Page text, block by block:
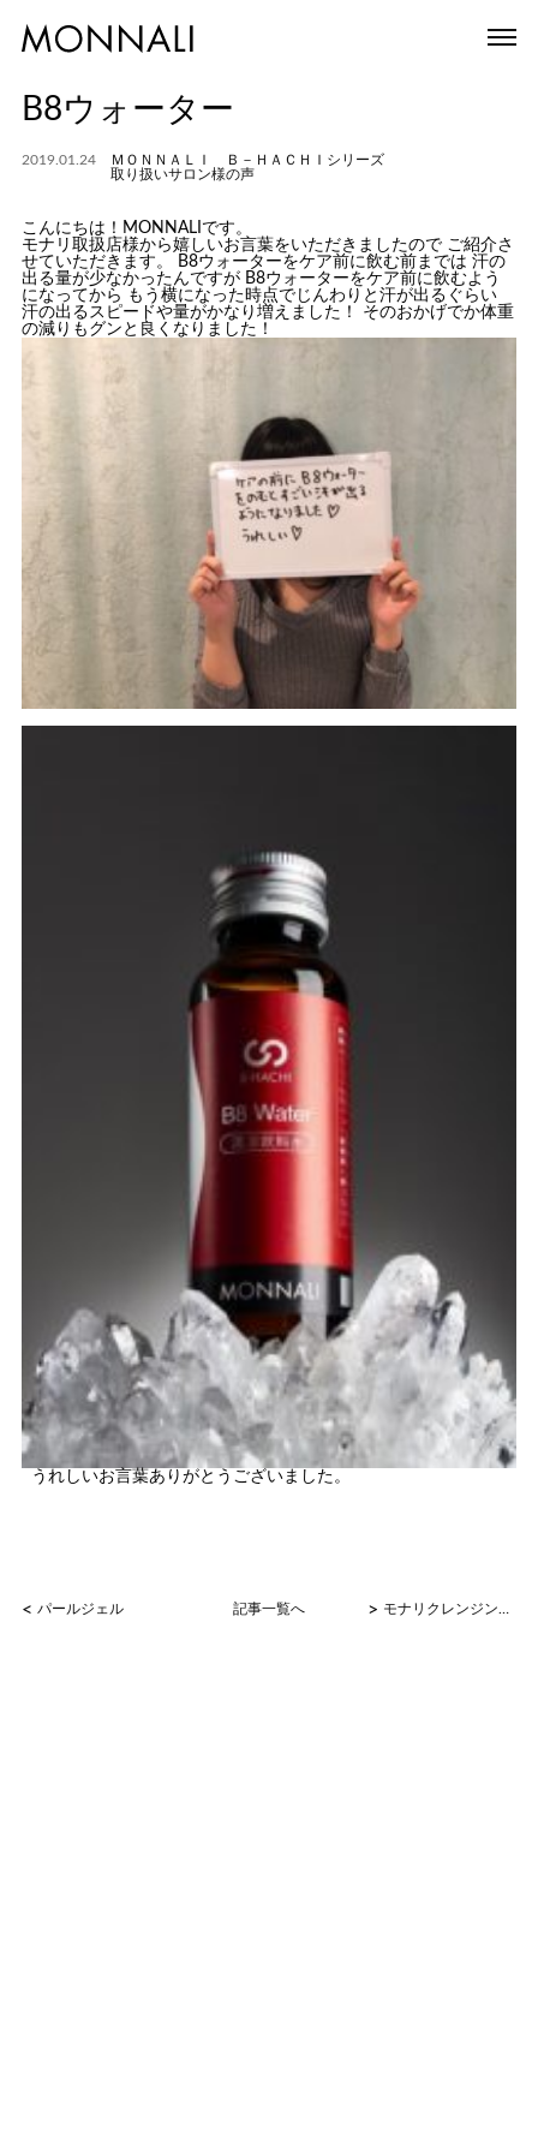
B8ウォーター
2019.01.24
ＭＯＮＮＡＬＩ Ｂ－ＨＡＣＨＩシリーズ
取り扱いサロン様の声
こんにちは！MONNALIです。
モナリ取扱店様から嬉しいお言葉をいただきましたので ご紹介さ
せていただきます。 B8ウォーターをケア前に飲む前までは 汗の
出る量が少なかったんですが B8ウォーターをケア前に飲むよう
になってから もう横になった時点でじんわりと汗が出るぐらい
汗の出るスピードや量がかなり増えました！ そのおかげでか体重
の減りもグンと良くなりました！
うれしいお言葉ありがとうございました。
< パールジェル 記事一覧へ > モナリクレンジング一回の変化